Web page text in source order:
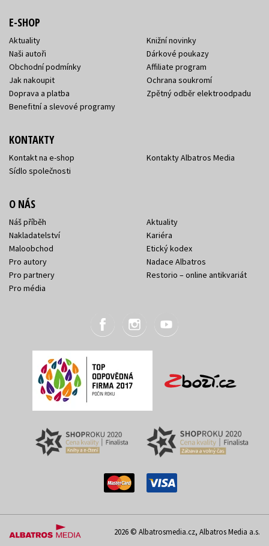
E-SHOP
Aktuality
Naši autoři
Obchodní podmínky
Jak nakoupit
Doprava a platba
Benefitní a slevové programy
Knižní novinky
Dárkové poukazy
Affiliate program
Ochrana soukromí
Zpětný odběr elektroodpadu
KONTAKTY
Kontakt na e-shop
Sídlo společnosti
Kontakty Albatros Media
O NÁS
Náš příběh
Nakladatelství
Maloobchod
Pro autory
Pro partnery
Pro média
Aktuality
Kariéra
Etický kodex
Nadace Albatros
Restorio – online antikvariát
2026 © Albatrosmedia.cz, Albatros Media a.s.